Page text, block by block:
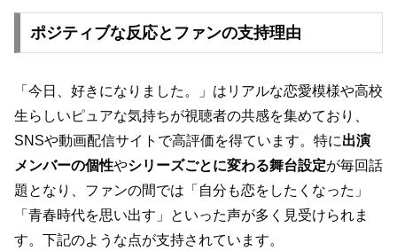
ポジティブな反応とファンの支持理由
「今日、好きになりました。」はリアルな恋愛模様や高校
生らしいピュアな気持ちが視聴者の共感を集めており、
SNSや動画配信サイトで高評価を得ています。特に出演
メンバーの個性やシリーズごとに変わる舞台設定が毎回話
題となり、ファンの間では「自分も恋をしたくなった」
「青春時代を思い出す」といった声が多く見受けられま
す。下記のような点が支持されています。